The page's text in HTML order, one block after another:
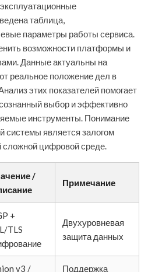
таблица,
параметры работы сервиса.
возможности платформы и
Данные актуальны на
реальное положение дел в
этих показателей помогает
выбор и эффективно
инструменты. Понимание
системы является залогом
цифровой среде.
/
Примечание
+
TLS
Двухуровневая
защита данных
v3 /
Поддержка